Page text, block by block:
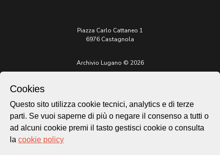
Piazza Carlo Cattaneo 1
6976 Castagnola
Archivio Lugano © 2026
Sito istituzionale:
lugano.ch
Cookies
Questo sito utilizza cookie tecnici, analytics e di terze
parti. Se vuoi saperne di più o negare il consenso a tutti o
ad alcuni cookie premi il tasto gestisci cookie o consulta
la cookie policy